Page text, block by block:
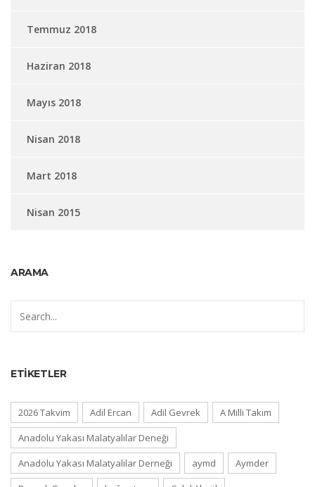
Temmuz 2018
Haziran 2018
Mayıs 2018
Nisan 2018
Mart 2018
Nisan 2015
ARAMA
ETIKETLER
2026 Takvim Adil Ercan Adil Gevrek
A Milli Takım
Anadolu Yakası Malatyalılar Deneği
Anadolu Yakası Malatyalılar Derneği
aymd
Aymder